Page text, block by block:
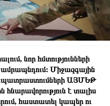
նոր հմտությունների
ամրապնդում: Միջազգային
ԱՅՄԵԹ
հնարավորություն է տալիս
հաստատել կապեր ու